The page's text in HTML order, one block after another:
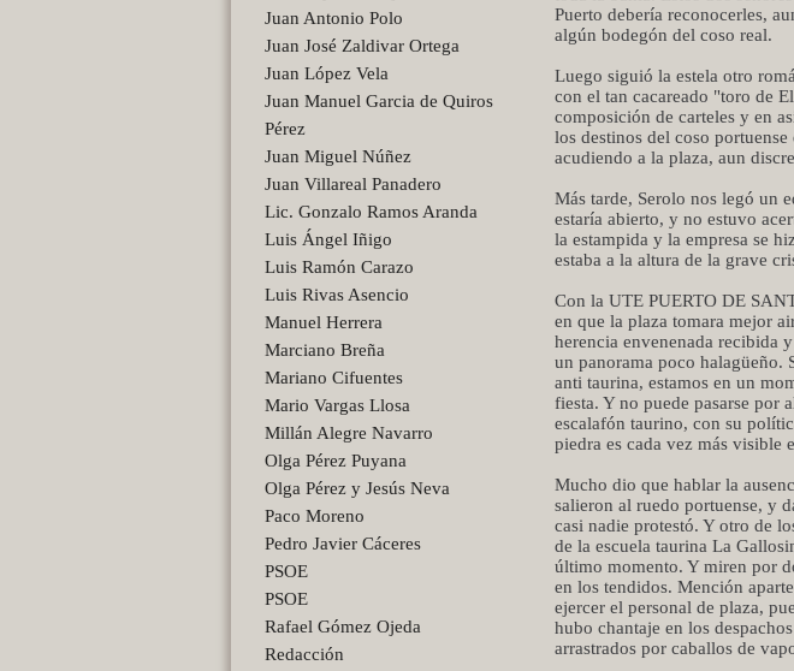
Juan Antonio Polo
Juan José Zaldivar Ortega
Juan López Vela
Juan Manuel Garcia de Quiros
Pérez
Juan Miguel Núñez
Juan Villareal Panadero
Lic. Gonzalo Ramos Aranda
Luis Ángel Iñigo
Luis Ramón Carazo
Luis Rivas Asencio
Manuel Herrera
Marciano Breña
Mariano Cifuentes
Mario Vargas Llosa
Millán Alegre Navarro
Olga Pérez Puyana
Olga Pérez y Jesús Neva
Paco Moreno
Pedro Javier Cáceres
PSOE
PSOE
Rafael Gómez Ojeda
Redacción
Puerto debería reconocerles,
algún bodegón del coso real.
Luego siguió la estela otro
con el tan cacareado "toro de
composición de carteles y en
los destinos del coso
acudiendo a la plaza, aun
Más tarde, Serolo nos legó un
estaría abierto, y no estuvo
la estampida y la empresa se
estaba a la altura de la grave
Con la UTE PUERTO DE
en que la plaza tomara mejor
herencia envenenada recibida
un panorama poco halagüeño.
anti taurina, estamos en un
fiesta. Y no puede pasarse por
escalafón taurino, con su
piedra es cada vez más visible
Mucho dio que hablar la
salieron al ruedo portuense, y
casi nadie protestó. Y otro de
de la escuela taurina La
último momento. Y miren por
en los tendidos. Mención
ejercer el personal de plaza,
hubo chantaje en los
arrastrados por caballos de